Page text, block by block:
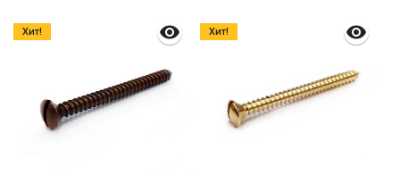
Хит! Хит!